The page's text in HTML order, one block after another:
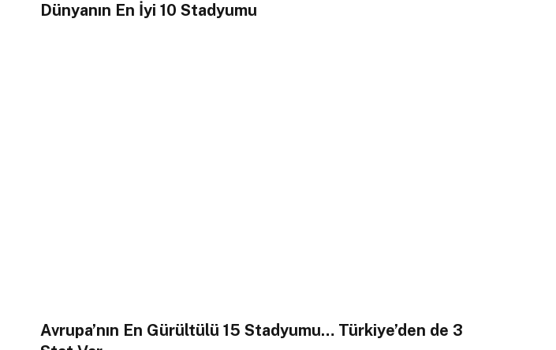
Dünyanın En İyi 10 Stadyumu
Avrupa’nın En Gürültülü 15 Stadyumu… Türkiye’den de 3